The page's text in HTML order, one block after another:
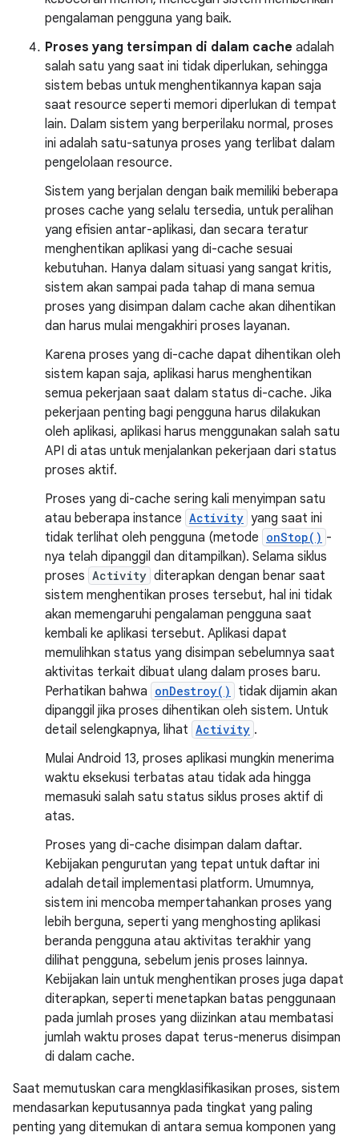
pengalaman pengguna yang baik.
Proses yang tersimpan di dalam cache adalah
salah satu yang saat ini tidak diperlukan, sehingga
sistem bebas untuk menghentikannya kapan saja
saat resource seperti memori diperlukan di tempat
lain. Dalam sistem yang berperilaku normal, proses
ini adalah satu-satunya proses yang terlibat dalam
pengelolaan resource.
Sistem yang berjalan dengan baik memiliki beberapa
proses cache yang selalu tersedia, untuk peralihan
yang efisien antar-aplikasi, dan secara teratur
menghentikan aplikasi yang di-cache sesuai
kebutuhan. Hanya dalam situasi yang sangat kritis,
sistem akan sampai pada tahap di mana semua
proses yang disimpan dalam cache akan dihentikan
dan harus mulai mengakhiri proses layanan.
Karena proses yang di-cache dapat dihentikan oleh
sistem kapan saja, aplikasi harus menghentikan
semua pekerjaan saat dalam status di-cache. Jika
pekerjaan penting bagi pengguna harus dilakukan
oleh aplikasi, aplikasi harus menggunakan salah satu
API di atas untuk menjalankan pekerjaan dari status
proses aktif.
Proses yang di-cache sering kali menyimpan satu
atau beberapa instance Activity yang saat ini
tidak terlihat oleh pengguna (metode onStop() -
nya telah dipanggil dan ditampilkan). Selama siklus
proses Activity diterapkan dengan benar saat
sistem menghentikan proses tersebut, hal ini tidak
akan memengaruhi pengalaman pengguna saat
kembali ke aplikasi tersebut. Aplikasi dapat
memulihkan status yang disimpan sebelumnya saat
aktivitas terkait dibuat ulang dalam proses baru.
Perhatikan bahwa onDestroy()
tidak dijamin akan
dipanggil jika proses dihentikan oleh sistem. Untuk
detail selengkapnya, lihat Activity .
Mulai Android 13, proses aplikasi mungkin menerima
waktu eksekusi terbatas atau tidak ada hingga
memasuki salah satu status siklus proses aktif di
atas.
Proses yang di-cache disimpan dalam daftar.
Kebijakan pengurutan yang tepat untuk daftar ini
adalah detail implementasi platform. Umumnya,
sistem ini mencoba mempertahankan proses yang
lebih berguna, seperti yang menghosting aplikasi
beranda pengguna atau aktivitas terakhir yang
dilihat pengguna, sebelum jenis proses lainnya.
Kebijakan lain untuk menghentikan proses juga dapat
diterapkan, seperti menetapkan batas penggunaan
pada jumlah proses yang diizinkan atau membatasi
jumlah waktu proses dapat terus-menerus disimpan
di dalam cache.
Saat memutuskan cara mengklasifikasikan proses, sistem
mendasarkan keputusannya pada tingkat yang paling
penting yang ditemukan di antara semua komponen yang